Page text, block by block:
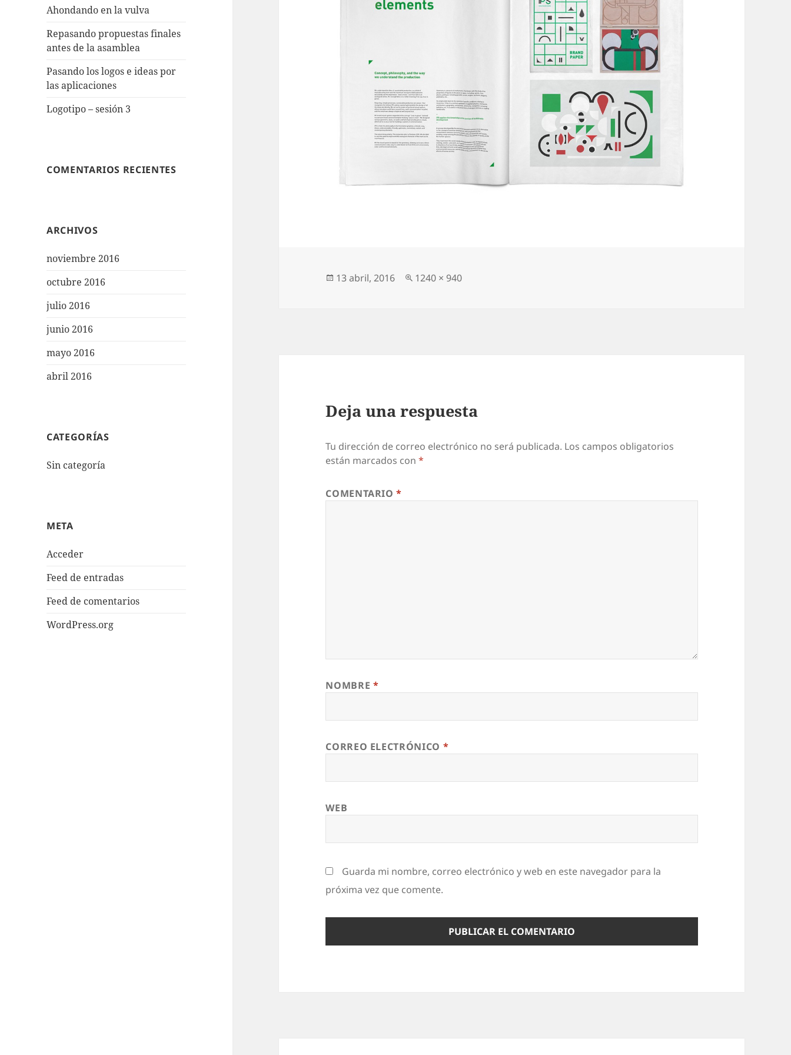
Ahondando en la vulva
Repasando propuestas finales
antes de la asamblea
Pasando los logos e ideas por
las aplicaciones
Logotipo – sesión 3
COMENTARIOS RECIENTES
ARCHIVOS
noviembre 2016
octubre 2016
julio 2016
junio 2016
mayo 2016
abril 2016
CATEGORÍAS
Sin categoría
META
Acceder
Feed de entradas
Feed de comentarios
WordPress.org
Publicado
13 abril, 2016
Tamaño
1240 × 940
Deja una respuesta
Tu dirección de correo electrónico no será publicada. Los campos obligatorios
están marcados con*
COMENTARIO*
NOMBRE *
CORREO ELECTRÓNICO *
WEB
Guarda mi nombre, correo electrónico y web en este navegador para la
próxima vez que comente.